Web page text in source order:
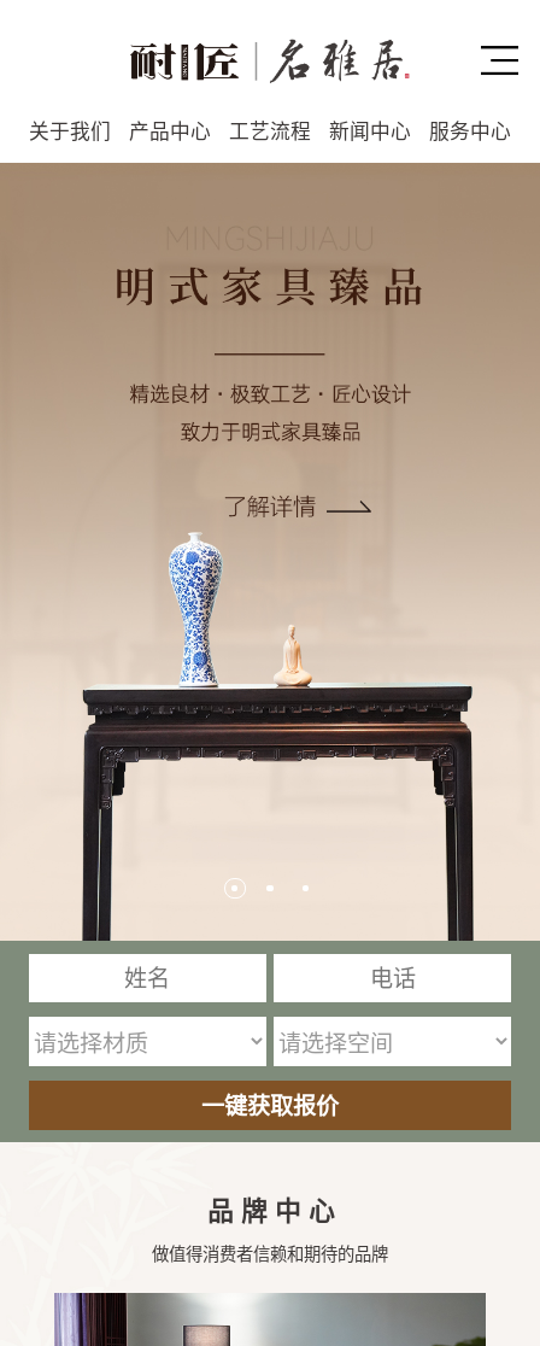
关于我们 产品中心 工艺流程 新闻中心 服务中心
品牌中心
做值得消费者信赖和期待的品牌